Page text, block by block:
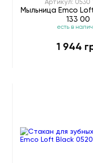
Артикул: 0530
Мыльница Emco
133 00
есть в
1 944